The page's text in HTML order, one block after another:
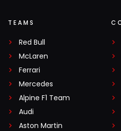
TEAMS
Red Bull
McLaren
Ferrari
Mercedes
Alpine F1 Team
Audi
Aston Martin